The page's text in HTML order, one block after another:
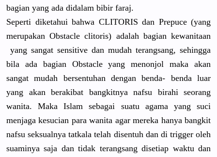
bagian yang ada didalam bibir faraj.
Seperti diketahui bahwa CLITORIS dan Prepuce (yang
merupakan Obstacle clitoris) adalah bagian kewanitaan
yang sangat sensitive dan mudah terangsang, sehingga
bila ada bagian Obstacle yang menonjol maka akan
sangat mudah bersentuhan dengan benda- benda luar
yang akan berakibat bangkitnyanafsu birahi seorang
wanita. Maka Islam sebagai suatu agama yang suci
menjaga kesucian para wanita agar mereka hanya bangkit
nafsu seksualnya tatkala telah disentuh dan di trigger oleh
suaminya saja dan tidak terangsang disetiap waktu dan